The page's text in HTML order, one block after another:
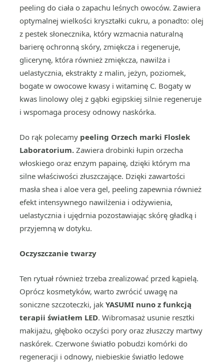
peeling do ciała o zapachu leśnych owoców. Zawiera
optymalnej wielkości kryształki cukru, a ponadto: olej
z pestek słonecznika, który wzmacnia naturalną
barierę ochronną skóry, zmiękcza i regeneruje,
glicerynę, która również zmiękcza, nawilża i
uelastycznia, ekstrakty z malin, jeżyn, poziomek,
bogate w owocowe kwasy i witaminę C. Bogaty w
kwas linolowy olej z gąbki egipskiej silnie regeneruje
i wspomaga procesy odnowy naskórka.
Do rąk polecamy peeling Orzech marki Floslek
Laboratorium. Zawiera drobinki łupin orzecha
włoskiego oraz enzym papainę, dzięki którym ma
silne właściwości złuszczające. Dzięki zawartości
masła shea i aloe vera gel, peeling zapewnia również
efekt intensywnego nawilżenia i odżywienia,
uelastycznia i ujędrnia pozostawiając skórę gładką i
przyjemną w dotyku.
Oczyszczanie twarzy
Ten rytuał również trzeba zrealizować przed kąpielą.
Oprócz kosmetyków, warto zwrócić uwagę na
soniczne szczoteczki, jak YASUMI nuno z funkcją
terapii światłem LED. Wibromasaż usunie resztki
makijażu, głęboko oczyści pory oraz złuszczy martwy
naskórek. Czerwone światło pobudzi komórki do
regeneracji i odnowy, niebieskie światło ledowe